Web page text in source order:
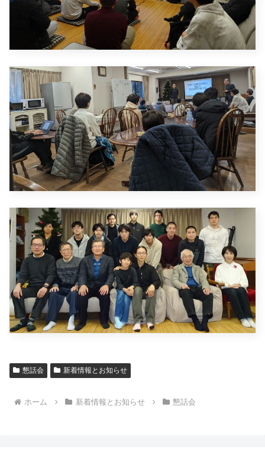
懇話会 新着情報とお知らせ
ホーム 新着情報とお知らせ 懇話会